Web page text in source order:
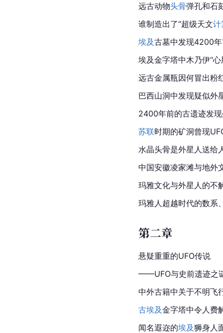
远古动物头骨弹孔和石
谁制造出了“超级天文计
埃及古墓中发现4200年
埃及金字塔中木乃伊“
远古金属瓶因何冒出粉
巴西山洞中发现疑似外
2400年前的古遗迹发
苏联时期的矿洞曾现
水晶头骨是外星人送给
中国安徽凌家滩与地外
玛雅文化与外星人的不
玛雅人超越时代的数系
第二章
悬疑重重的UFO传说
——UFO与史前遗迹之
中外古籍中关于不明飞
古埃及金字塔中令人费
闻名遐迩的埃及狮身人